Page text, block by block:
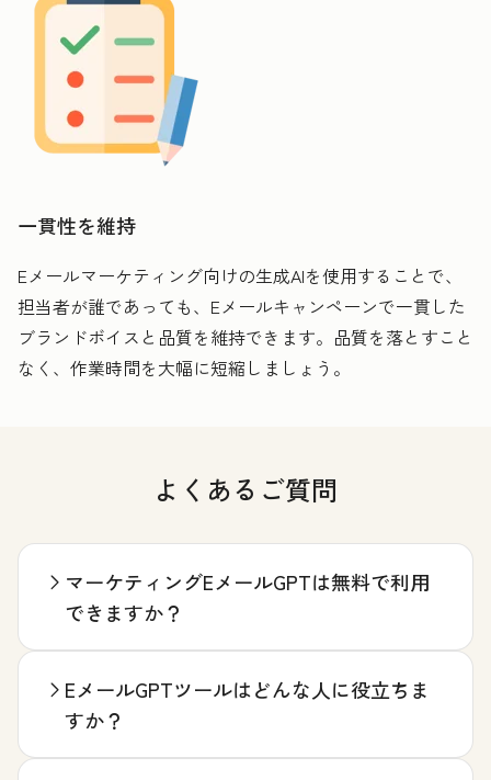
一貫性を維持
Eメールマーケティング向けの生成AIを使用することで、
担当者が誰であっても、Eメールキャンペーンで一貫した
ブランドボイスと品質を維持できます。品質を落とすこと
なく、作業時間を大幅に短縮しましょう。
よくあるご質問
マーケティングEメールGPTは無料で利用
できますか？
EメールGPTツールはどんな人に役立ちま
すか？